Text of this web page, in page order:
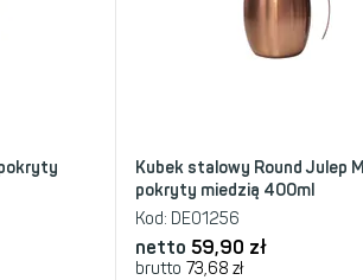
Kubek stalowy Round Julep
pokryty miedzią 400ml
Kod: DE01256
netto 59,90 zł
brutto 73,68zł